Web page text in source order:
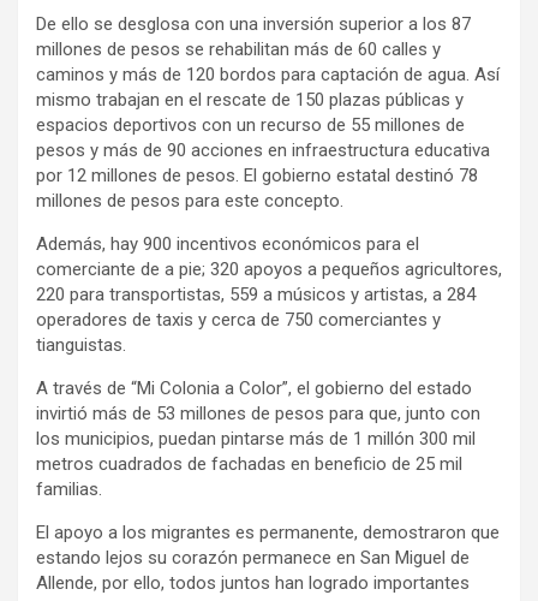
De ello se desglosa con una inversión superior a los 87
millones de pesos se rehabilitan más de 60 calles y
caminos y más de 120 bordos para captación de agua. Así
mismo trabajan en el rescate de 150 plazas públicas y
espacios deportivos con un recurso de 55 millones de
pesos y más de 90 acciones en infraestructura educativa
por 12 millones de pesos. El gobierno estatal destinó 78
millones de pesos para este concepto.
Además, hay 900 incentivos económicos para el
comerciante de a pie; 320 apoyos a pequeños agricultores,
220 para transportistas, 559 a músicos y artistas, a 284
operadores de taxis y cerca de 750 comerciantes y
tianguistas.
A través de “Mi Colonia a Color”, el gobierno del estado
invirtió más de 53 millones de pesos para que, junto con
los municipios, puedan pintarse más de 1 millón 300 mil
metros cuadrados de fachadas en beneficio de 25 mil
familias.
El apoyo a los migrantes es permanente, demostraron que
estando lejos su corazón permanece en San Miguel de
Allende, por ello, todos juntos han logrado importantes